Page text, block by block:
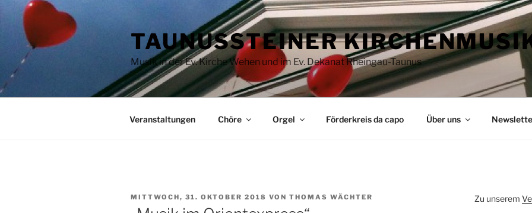
Zum
Inhalt
springen
TAUNUSSTEINER
Musik in der Ev. Kirche Wehen und im Ev. Dekanat Rheingau-Taunus
Veranstaltungen Chöre Orgel Förderkreis da capo Über uns
VERÖFFENTLICHT
AM
MITTWOCH, 31. OKTOBER 2018 VON THOMAS WÄCHTER Zu unserem